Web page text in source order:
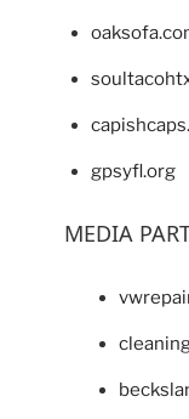
gpsyfl.org
MEDIA